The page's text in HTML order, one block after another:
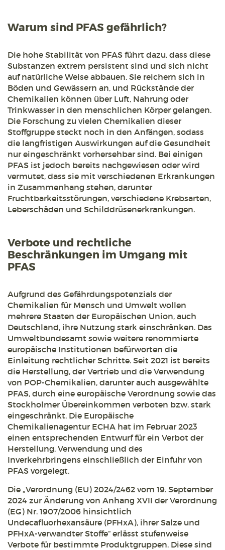
Warum sind PFAS gefährlich?
Die hohe Stabilität von PFAS führt dazu, dass diese
Substanzen extrem persistent sind und sich nicht
auf natürliche Weise abbauen. Sie reichern sich in
Böden und Gewässern an, und Rückstände der
Chemikalien können über Luft, Nahrung oder
Trinkwasser in den menschlichen Körper gelangen.
Die Forschung zu vielen Chemikalien dieser
Stoffgruppe steckt noch in den Anfängen, sodass
die langfristigen Auswirkungen auf die Gesundheit
nur eingeschränkt vorhersehbar sind. Bei einigen
PFAS ist jedoch bereits nachgewiesen oder wird
vermutet, dass sie mit verschiedenen Erkrankungen
in Zusammenhang stehen, darunter
Fruchtbarkeitsstörungen, verschiedene Krebsarten,
Leberschäden und Schilddrüsenerkrankungen.
Verbote und rechtliche
Beschränkungen im Umgang mit
PFAS
Aufgrund des Gefährdungspotenzials der
Chemikalien für Mensch und Umwelt wollen
mehrere Staaten der Europäischen Union, auch
Deutschland, ihre Nutzung stark einschränken. Das
Umweltbundesamt sowie weitere renommierte
europäische Institutionen befürworten die
Einleitung rechtlicher Schritte. Seit 2021 ist bereits
die Herstellung, der Vertrieb und die Verwendung
von POP-Chemikalien, darunter auch ausgewählte
PFAS, durch eine europäische Verordnung sowie das
Stockholmer Übereinkommen verboten bzw. stark
eingeschränkt. Die Europäische
Chemikalienagentur ECHA hat im Februar 2023
einen entsprechenden Entwurf für ein Verbot der
Herstellung, Verwendung und des
Inverkehrbringens einschließlich der Einfuhr von
PFAS vorgelegt.
Die „Verordnung (EU) 2024/2462 vom 19. September
2024 zur Änderung von Anhang XVII der Verordnung
(EG) Nr. 1907/2006 hinsichtlich
Undecafluorhexansäure (PFHxA), ihrer Salze und
PFHxA-verwandter Stoffe“ erlässt stufenweise
Verbote für bestimmte Produktgruppen. Diese sind